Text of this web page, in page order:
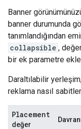
Banner
banner durumunda
tanımlandığından
collapsible ,
bir ek parametre
Daraltılabilir
reklama nasıl
Placement
değer